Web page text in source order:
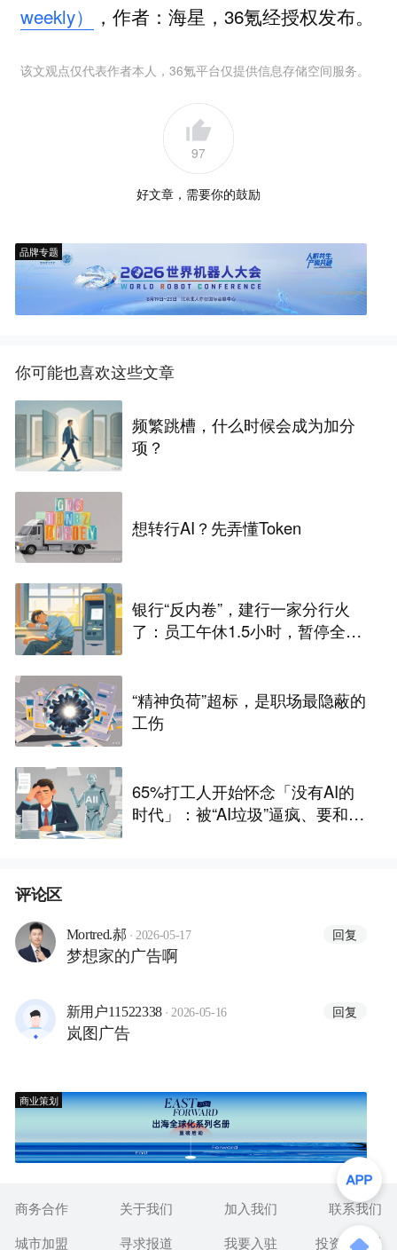
weekly）
，作者：海星，36氪经授权发布。
该文观点仅代表作者本人，36氪平台仅提供信息存储空间服务。
97
好文章，需要你的鼓励
品牌专题
你可能也喜欢这些文章
频繁跳槽，什么时候会成为加分
项？
想转行AI？先弄懂Token
银行“反内卷”，建行一家分行火
了：员工午休1.5小时，暂停全部
不敢第一个休
“精神负荷”超标，是职场最隐蔽的
工伤
65%打工人开始怀念「没有AI的
时代」：被“AI垃圾”逼疯、要和AI
评论区
Mortred.郝 · 2026-05-17 回复
梦想家的广告啊
新用户11522338 · 2026-05-16 回复
岚图广告
商业策划
商务合作 关于我们 加入我们
联系我们
城市加盟
寻求报道 我要入驻 投资者关系